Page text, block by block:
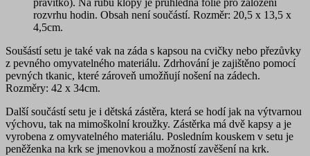
pravítko). Na rubu klopy je průhledná folie pro založení
rozvrhu hodin. Obsah není součástí. Rozměr: 20,5 x 13,5 x
4,5cm.
Soušástí setu je také vak na záda s kapsou na cvičky nebo přezůvky
z pevného omyvatelného materiálu. Zdrhování je zajištěno pomocí
pevných tkanic, které zároveň umožňují nošení na zádech.
Rozměry: 42 x 34cm.
Další součástí setu je i dětská zástěra, která se hodí jak na výtvarnou
výchovu, tak na mimoškolní kroužky. Zástěrka má dvě kapsy a je
vyrobena z omyvatelného materiálu. Posledním kouskem v setu je
peněženka na krk se jmenovkou a možností zavěšení na krk.